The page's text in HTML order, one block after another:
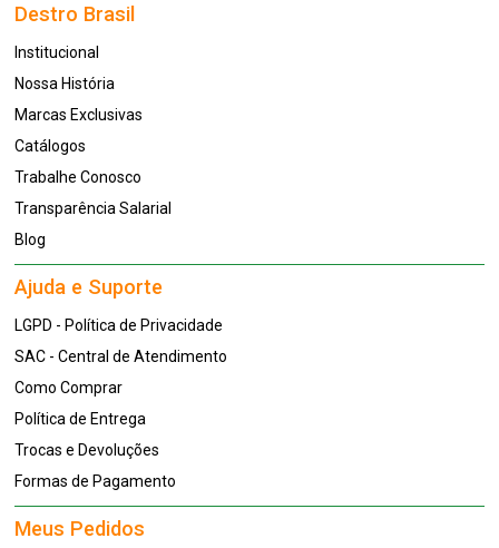
Destro Brasil
Institucional
Nossa História
Marcas Exclusivas
Catálogos
Trabalhe Conosco
Transparência Salarial
Blog
Ajuda e Suporte
LGPD - Política de Privacidade
SAC - Central de Atendimento
Como Comprar
Política de Entrega
Trocas e Devoluções
Formas de Pagamento
Meus Pedidos